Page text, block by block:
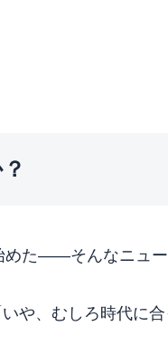
た——そんなニュ
や、むしろ時代に